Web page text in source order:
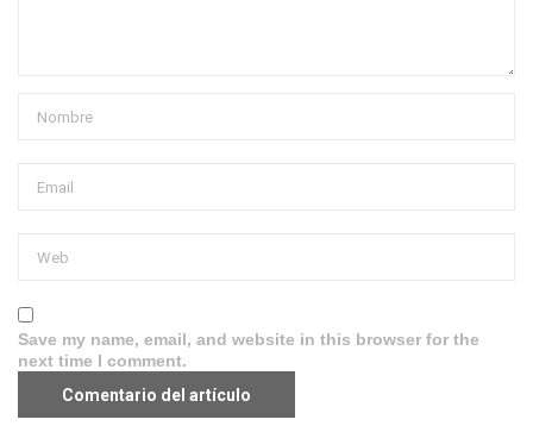
Save my name, email, and website in this browser for the
next time I comment.